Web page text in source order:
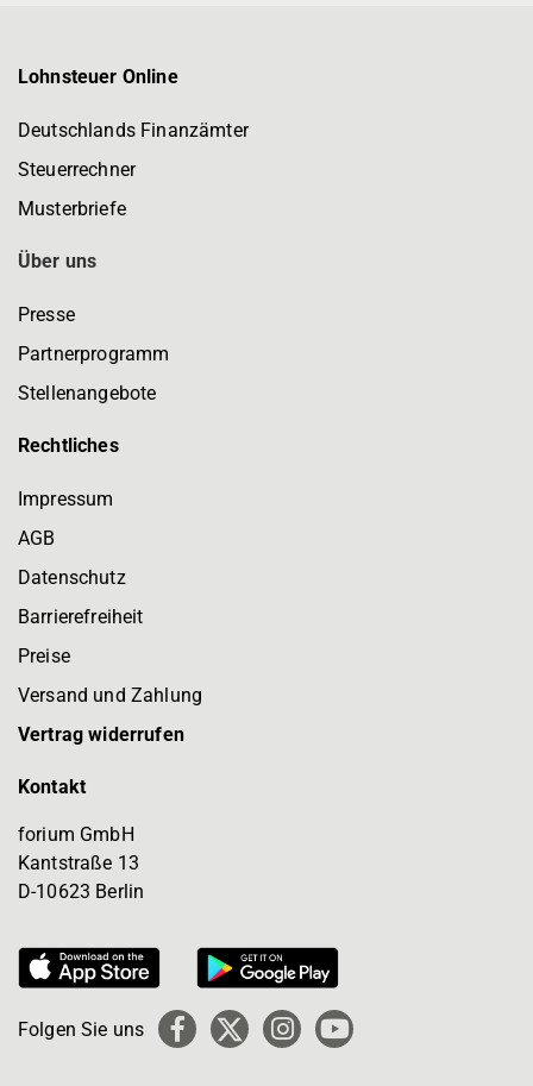
Lohnsteuer Online
Deutschlands Finanzämter
Steuerrechner
Musterbriefe
Über uns
Presse
Partnerprogramm
Stellenangebote
Rechtliches
Impressum
AGB
Datenschutz
Barrierefreiheit
Preise
Versand und Zahlung
Vertrag widerrufen
Kontakt
forium GmbH
Kantstraße 13
D-10623 Berlin
Folgen Sie uns Facebook
X
Instagram